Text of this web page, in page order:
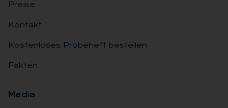
Preise
Kontakt
Kostenloses Probeheft bestellen
Fakten
Me­dia